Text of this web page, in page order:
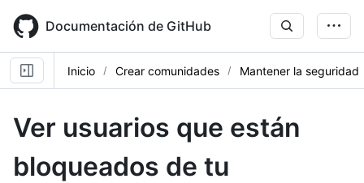
main
content
Documentación de GitHub
Inicio Crear comunidades Mantener la seguridad
Ver usuarios que están
bloqueados de tu